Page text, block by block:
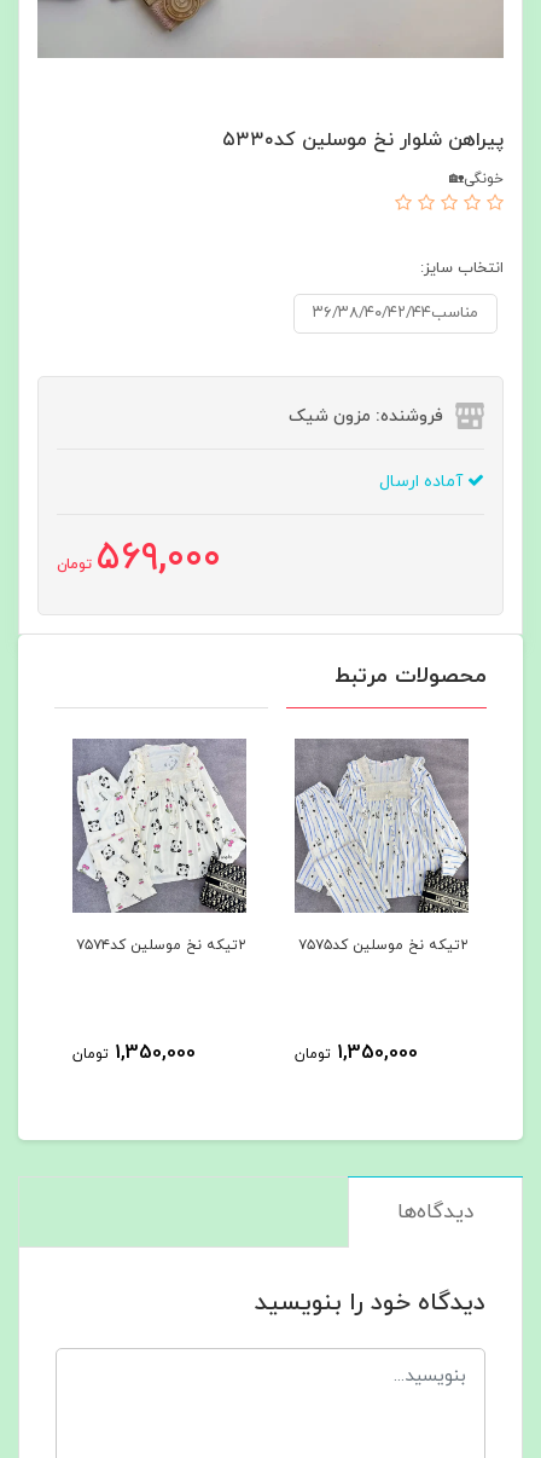
پیراهن شلوار نخ موسلین کد۵۳۳۰
خونگی🏡
انتخاب سایز:
مناسب۳۶/۳۸/۴۰/۴۲/۴۴
فروشنده: مزون شیک
آماده ارسال
569,000 تومان
محصولات مرتبط
۲تیکه نخ موسلین کد۷۵۷۵
1,350,000 تومان
۲تیکه نخ موسلین کد۷۵۷۴
1,350,000 تومان
دیدگاه‌ها
دیدگاه خود را بنویسید